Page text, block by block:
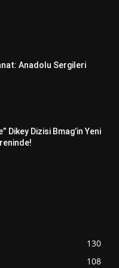
Anadolu Sergileri
Dikey Dizisi Bmag’in Yeni
130
108